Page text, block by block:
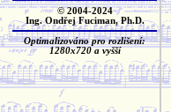
© 2004-2024
Ing. Ondřej Fuciman, Ph.D.
Optimalizováno pro rozlišení:
1280x720 a vyšší